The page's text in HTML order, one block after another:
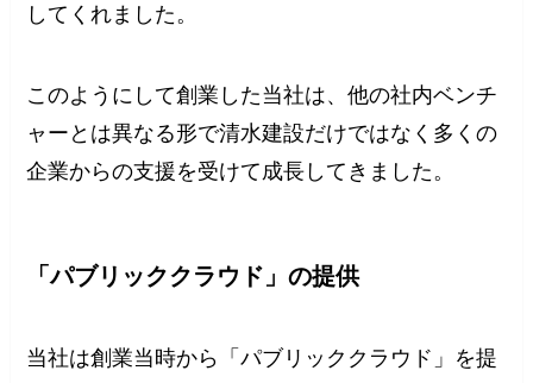
してくれました。
このようにして創業した当社は、他の社内ベンチ
ャーとは異なる形で清水建設だけではなく多くの
企業からの支援を受けて成長してきました。
「パブリッククラウド」の提供
当社は創業当時から「パブリッククラウド」を提